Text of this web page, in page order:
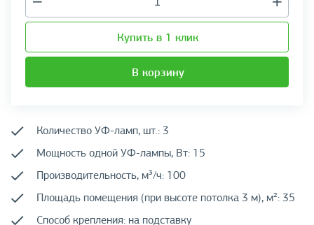
Купить в 1 клик
В корзину
Количество УФ-ламп, шт.: 3
Мощность одной УФ-лампы, Вт: 15
Производительность, м³/ч: 100
Площадь помещения (при высоте потолка 3 м), м²: 35
Способ крепления: на подставку